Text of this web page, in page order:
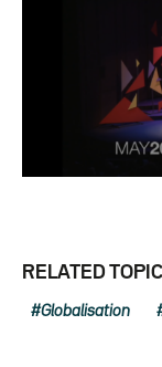
RELATED
Globalisation